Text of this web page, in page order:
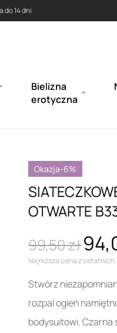
do 14 dni
Bielizna
erotyczna
Okazja-6%
OTWARTE
99,50 zł
Najniższa cena z ostatnich
Stwórz
rozpal ogień
bodysuitowi. Czarna